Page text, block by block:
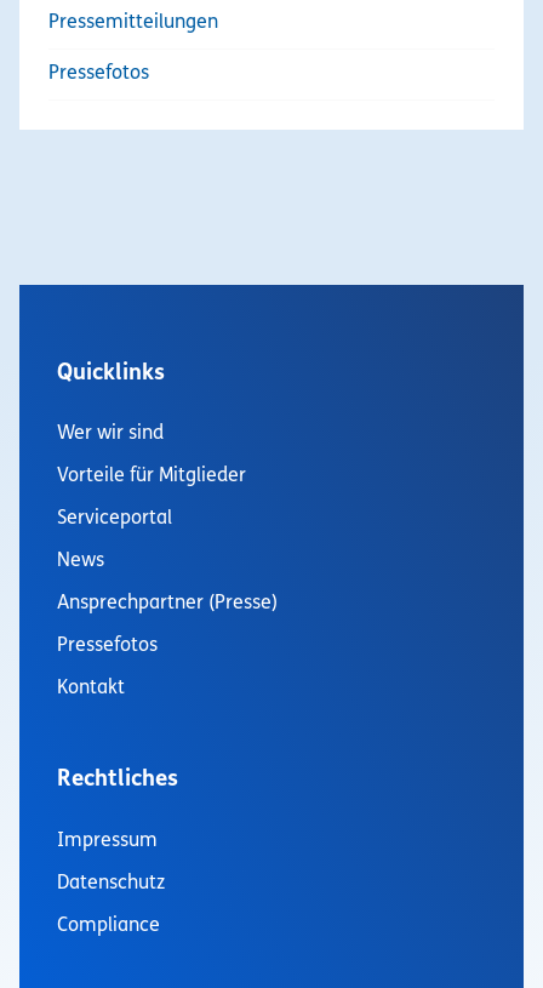
Pressemitteilungen
Pressefotos
Quicklinks
Wer wir sind
Vorteile für Mitglieder
Serviceportal
News
Ansprechpartner (Presse)
Pressefotos
Kontakt
Rechtliches
Impressum
Datenschutz
Compliance